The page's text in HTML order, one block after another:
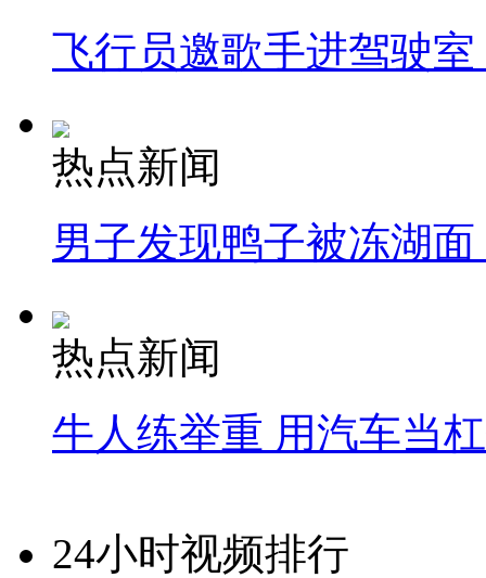
飞行员邀歌手进驾驶
热点新闻
男子发现鸭子被冻湖
热点新闻
牛人练举重 用汽车当
24小时视频排行